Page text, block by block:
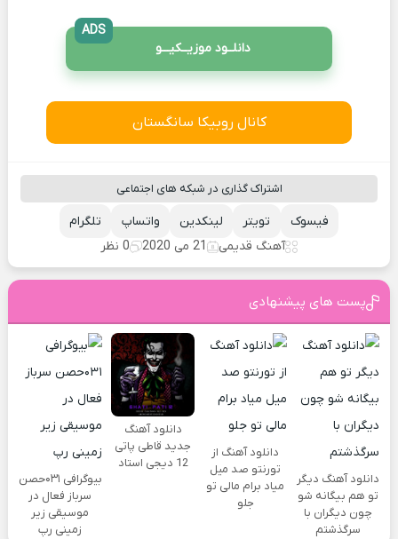
دانلــود موزیــکیـــو
ADS
کانال روبیکا سانگستان
اشتراک گذاری در شبکه های اجتماعی
تلگرام واتساپ لینکدین تویتر
فیسوک
آهنگ قدیمی
21 می 2020 0 نظر
پست های پیشنهادی
دانلود آهنگ دیگر
تو هم بیگانه شو
چون دیگران با
سرگذشتم
دانلود آهنگ از
تورنتو صد میل
میاد برام مالی تو
جلو
دانلود آهنگ
جدید قاطی پاتی
12 دیجی استاد
بیوگرافی ۰۳۱حصن
سرباز فعال در
موسیقی زیر
زمینی رپ